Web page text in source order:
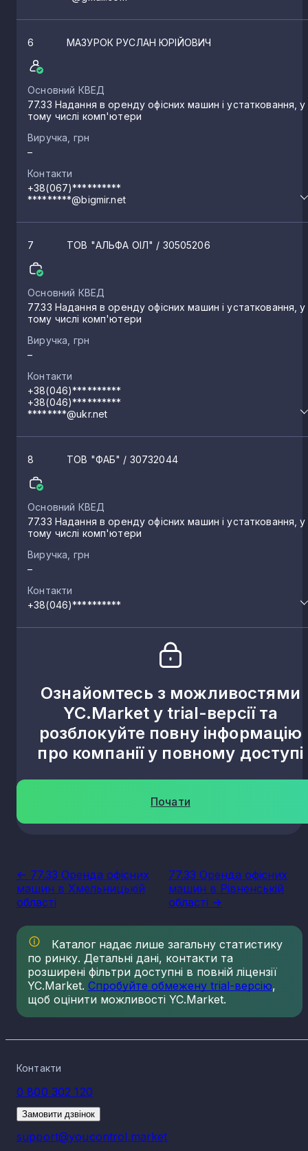
6 МАЗУРОК РУСЛАН ЮРІЙОВИЧ
Основний КВЕД
77.33 Надання в оренду офісних машин і устатковання, у
тому числі комп'ютери
Виручка, грн
–
Контакти
+38(067)**********
*********@bigmir.net
7 ТОВ "АЛЬФА ОІЛ" / 30505206
Основний КВЕД
77.33 Надання в оренду офісних машин і устатковання, у
тому числі комп'ютери
Виручка, грн
–
Контакти
+38(046)**********
+38(046)**********
********@ukr.net
8 ТОВ "ФАБ" / 30732044
Основний КВЕД
77.33 Надання в оренду офісних машин і устатковання, у
тому числі комп'ютери
Виручка, грн
–
Контакти
+38(046)**********
Ознайомтесь з можливостями
YC.Market у trial-версії та
розблокуйте повну інформацію
про компанії у повному доступі
Почати
<- 77.33 Оренда офісних
машин в Хмельницькій
області
77.33 Оренда офісних
машин в Рівненській
області ->
Каталог надає лише загальну статистику
по ринку. Детальні дані, контакти та
розширені фільтри доступні в повній ліцензії
YC.Market. Спробуйте обмежену trial-версію,
щоб оцінити можливості YC.Market.
Контакти
0 800 302 120
Замовити дзвінок
support@youcontrol.market